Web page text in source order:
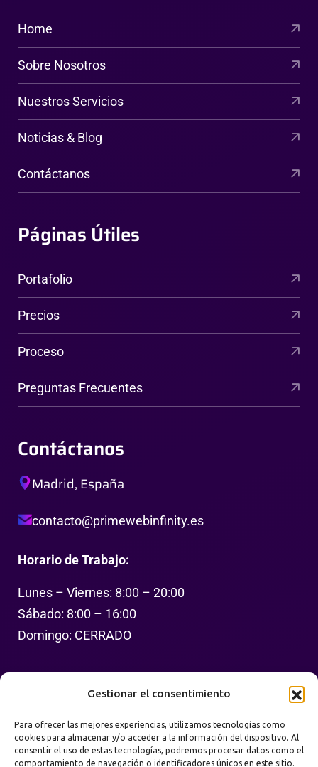
Gestionar el consentimiento
Para ofrecer las mejores experiencias, utilizamos tecnologías como
cookies para almacenar y/o acceder a la información del dispositivo. Al
consentir el uso de estas tecnologías, podremos procesar datos como el
comportamiento de navegación o identificadores únicos en este sitio.
Home
Sobre Nosotros
Nuestros Servicios
Noticias & Blog
Contáctanos
Páginas Útiles
Portafolio
Precios
Proceso
Preguntas Frecuentes
Contáctanos
Madrid, España
contacto@primewebinfinity.es
Horario de Trabajo:
Lunes – Viernes: 8:00 – 20:00
Sábado: 8:00 – 16:00
Domingo: CERRADO
Síguenos